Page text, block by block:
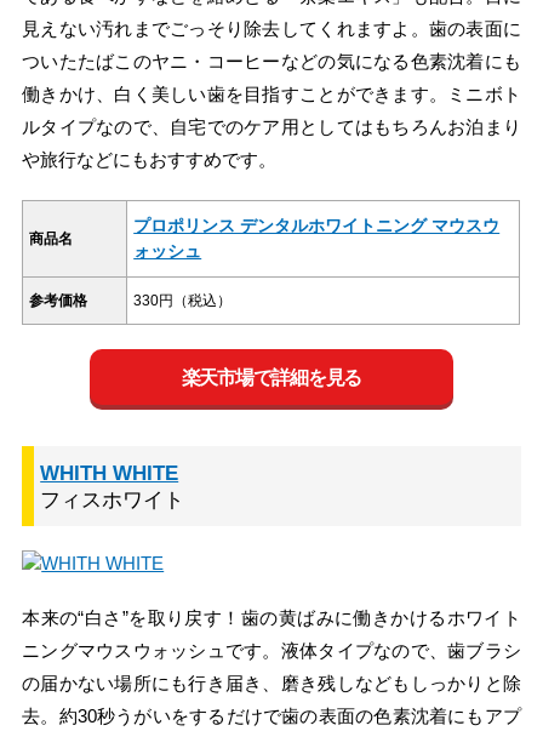
見えない汚れまでごっそり除去してくれますよ。歯の表面に
ついたたばこのヤニ・コーヒーなどの気になる色素沈着にも
働きかけ、白く美しい歯を目指すことができます。ミニボト
ルタイプなので、自宅でのケア用としてはもちろんお泊まり
や旅行などにもおすすめです。
商品名
プロポリンス デンタルホワイトニング マウスウ
ォッシュ
参考価格 330円（税込）
楽天市場で詳細を見る
WHITH WHITE
フィスホワイト
本来の“白さ”を取り戻す！歯の黄ばみに働きかけるホワイト
ニングマウスウォッシュです。液体タイプなので、歯ブラシ
の届かない場所にも行き届き、磨き残しなどもしっかりと除
去。約30秒うがいをするだけで歯の表面の色素沈着にもアプ